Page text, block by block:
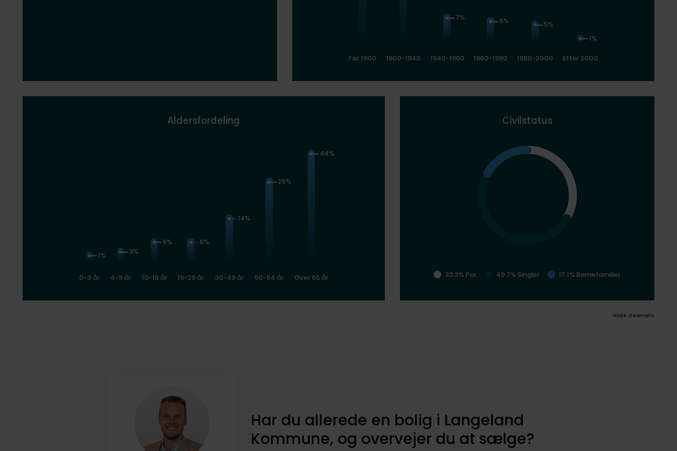
Før 1900 1900-1940
7%
1940-1960
6%
1960-1980
5%
1980-2000
1%
Efter 2000
Aldersfordeling
1%
0-3 år
3%
4-9 år
6%
10-18 år
6%
19-29 år
14%
30-49 år
26%
50-64 år
44%
Over 65 år
Civilstatus
33.3% Par 49.7% Singler 17.1% Børnefamilier
Kilde: Geomatic
Har du allerede en bolig i Langeland
Kommune, og overvejer du at sælge?